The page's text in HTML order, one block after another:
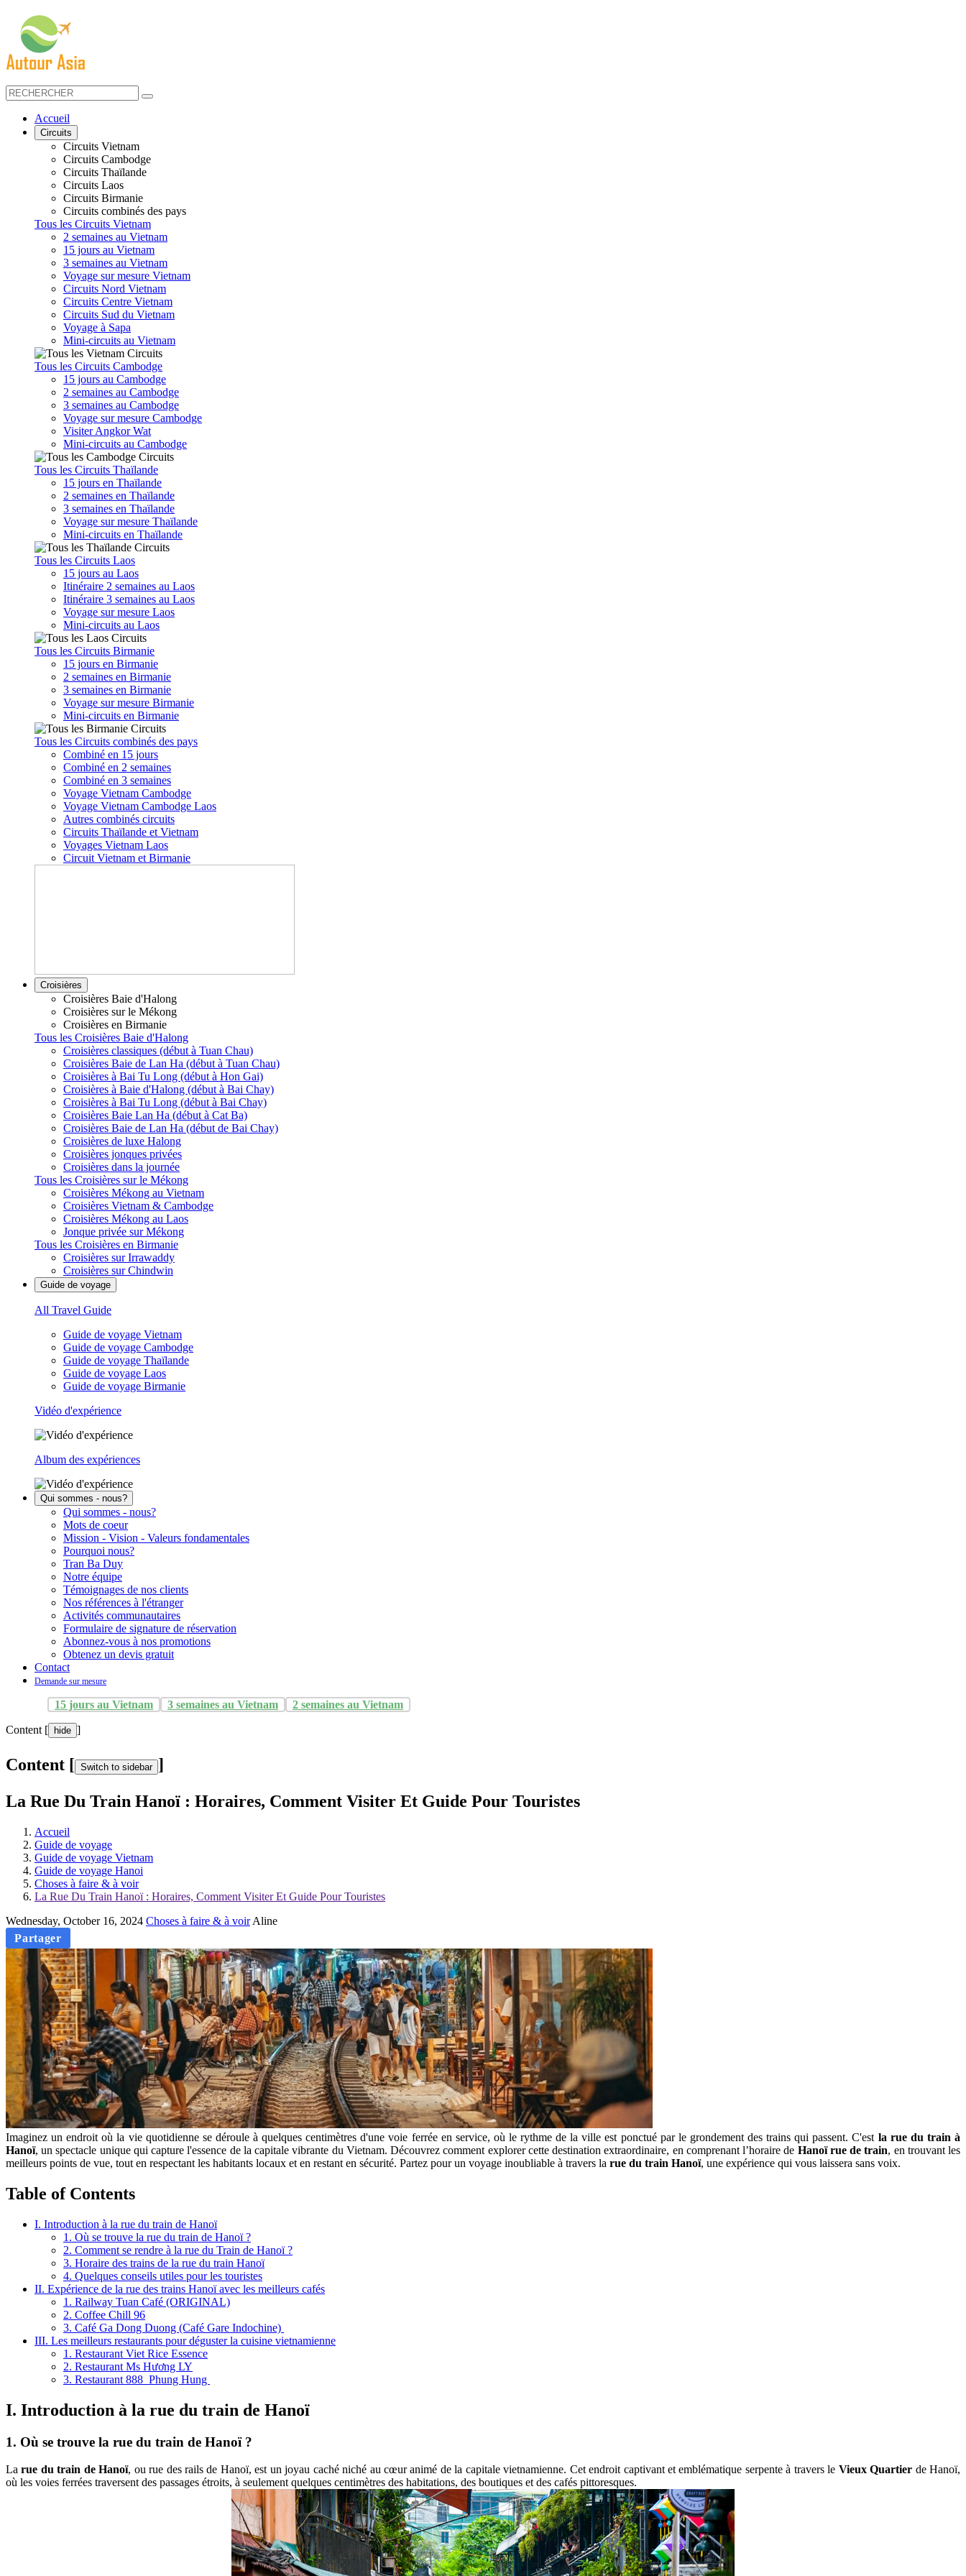
Accueil
Circuits
Circuits Vietnam
Circuits Cambodge
Circuits Thaïlande
Circuits Laos
Circuits Birmanie
Circuits combinés des pays
Tous les Circuits Vietnam
2 semaines au Vietnam
15 jours au Vietnam
3 semaines au Vietnam
Voyage sur mesure Vietnam
Circuits Nord Vietnam
Circuits Centre Vietnam
Circuits Sud du Vietnam
Voyage à Sapa
Mini-circuits au Vietnam
Tous les Circuits Cambodge
15 jours au Cambodge
2 semaines au Cambodge
3 semaines au Cambodge
Voyage sur mesure Cambodge
Visiter Angkor Wat
Mini-circuits au Cambodge
Tous les Circuits Thaïlande
15 jours en Thaïlande
2 semaines en Thaïlande
3 semaines en Thaïlande
Voyage sur mesure Thaïlande
Mini-circuits en Thaïlande
Tous les Circuits Laos
15 jours au Laos
Itinéraire 2 semaines au Laos
Itinéraire 3 semaines au Laos
Voyage sur mesure Laos
Mini-circuits au Laos
Tous les Circuits Birmanie
15 jours en Birmanie
2 semaines en Birmanie
3 semaines en Birmanie
Voyage sur mesure Birmanie
Mini-circuits en Birmanie
Tous les Circuits combinés des pays
Combiné en 15 jours
Combiné en 2 semaines
Combiné en 3 semaines
Voyage Vietnam Cambodge
Voyage Vietnam Cambodge Laos
Autres combinés circuits
Circuits Thaïlande et Vietnam
Voyages Vietnam Laos
Circuit Vietnam et Birmanie
Croisières
Croisières Baie d'Halong
Croisières sur le Mékong
Croisières en Birmanie
Tous les Croisières Baie d'Halong
Croisières classiques (début à Tuan Chau)
Croisières Baie de Lan Ha (début à Tuan Chau)
Croisières à Bai Tu Long (début à Hon Gai)
Croisières à Baie d'Halong (début à Bai Chay)
Croisières à Bai Tu Long (début à Bai Chay)
Croisières Baie Lan Ha (début à Cat Ba)
Croisières Baie de Lan Ha (début de Bai Chay)
Croisières de luxe Halong
Croisières jonques privées
Croisières dans la journée
Tous les Croisières sur le Mékong
Croisières Mékong au Vietnam
Croisières Vietnam & Cambodge
Croisières Mékong au Laos
Jonque privée sur Mékong
Tous les Croisières en Birmanie
Croisières sur Irrawaddy
Croisières sur Chindwin
Guide de voyage
All Travel Guide
Guide de voyage Vietnam
Guide de voyage Cambodge
Guide de voyage Thaïlande
Guide de voyage Laos
Guide de voyage Birmanie
Vidéo d'expérience
Album des expériences
Qui sommes - nous?
Qui sommes - nous?
Mots de coeur
Mission - Vision - Valeurs fondamentales
Pourquoi nous?
Tran Ba Duy
Notre équipe
Témoignages de nos clients
Nos références à l'étranger
Activités communautaires
Formulaire de signature de réservation
Abonnez-vous à nos promotions
Obtenez un devis gratuit
Contact
Demande sur mesure
15 jours au Vietnam 3 semaines au Vietnam 2 semaines au Vietnam
Content [ hide ]
Content [ Switch to sidebar ]
La Rue Du Train Hanoï : Horaires, Comment Visiter Et Guide Pour Touristes
Accueil
Guide de voyage
Guide de voyage Vietnam
Guide de voyage Hanoi
Choses à faire & à voir
La Rue Du Train Hanoï : Horaires, Comment Visiter Et Guide Pour Touristes
Wednesday, October 16, 2024 Choses à faire & à voir Aline
Partager
Imaginez un endroit où la vie quotidienne se déroule à quelques centimètres d'une voie ferrée en service, où le rythme de la ville est ponctué par le grondement des trains qui passent. C'est la rue du train à
Hanoï, un spectacle unique qui capture l'essence de la capitale vibrante du Vietnam. Découvrez comment explorer cette destination extraordinaire, en comprenant l’horaire de Hanoï rue de train, en trouvant les
meilleurs points de vue, tout en respectant les habitants locaux et en restant en sécurité. Partez pour un voyage inoubliable à travers la rue du train Hanoï, une expérience qui vous laissera sans voix.
Table of Contents
I. Introduction à la rue du train de Hanoï
1. Où se trouve la rue du train de Hanoï ?
2. Comment se rendre à la rue du Train de Hanoï ?
3. Horaire des trains de la rue du train Hanoï
4. Quelques conseils utiles pour les touristes
II. Expérience de la rue des trains Hanoï avec les meilleurs cafés
1. Railway Tuan Café (ORIGINAL)
2. Coffee Chill 96
3. Café Ga Dong Duong (Café Gare Indochine)
III. Les meilleurs restaurants pour déguster la cuisine vietnamienne
1. Restaurant Viet Rice Essence
2. Restaurant Ms Hương LY
3. Restaurant 888 Phung Hung
I. Introduction à la rue du train de Hanoï
1. Où se trouve la rue du train de Hanoï ?
Larue du train de Hanoï, ou rue des rails de Hanoï, est un joyau caché niché au cœur animé de la capitale vietnamienne. Cet endroit captivant et emblématique serpente à travers le Vieux Quartier de Hanoï,
où les voies ferrées traversent des passages étroits, à seulement quelques centimètres des habitations, des boutiques et des cafés pittoresques.